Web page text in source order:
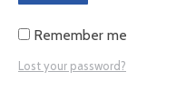
Remember me
Lost your password?